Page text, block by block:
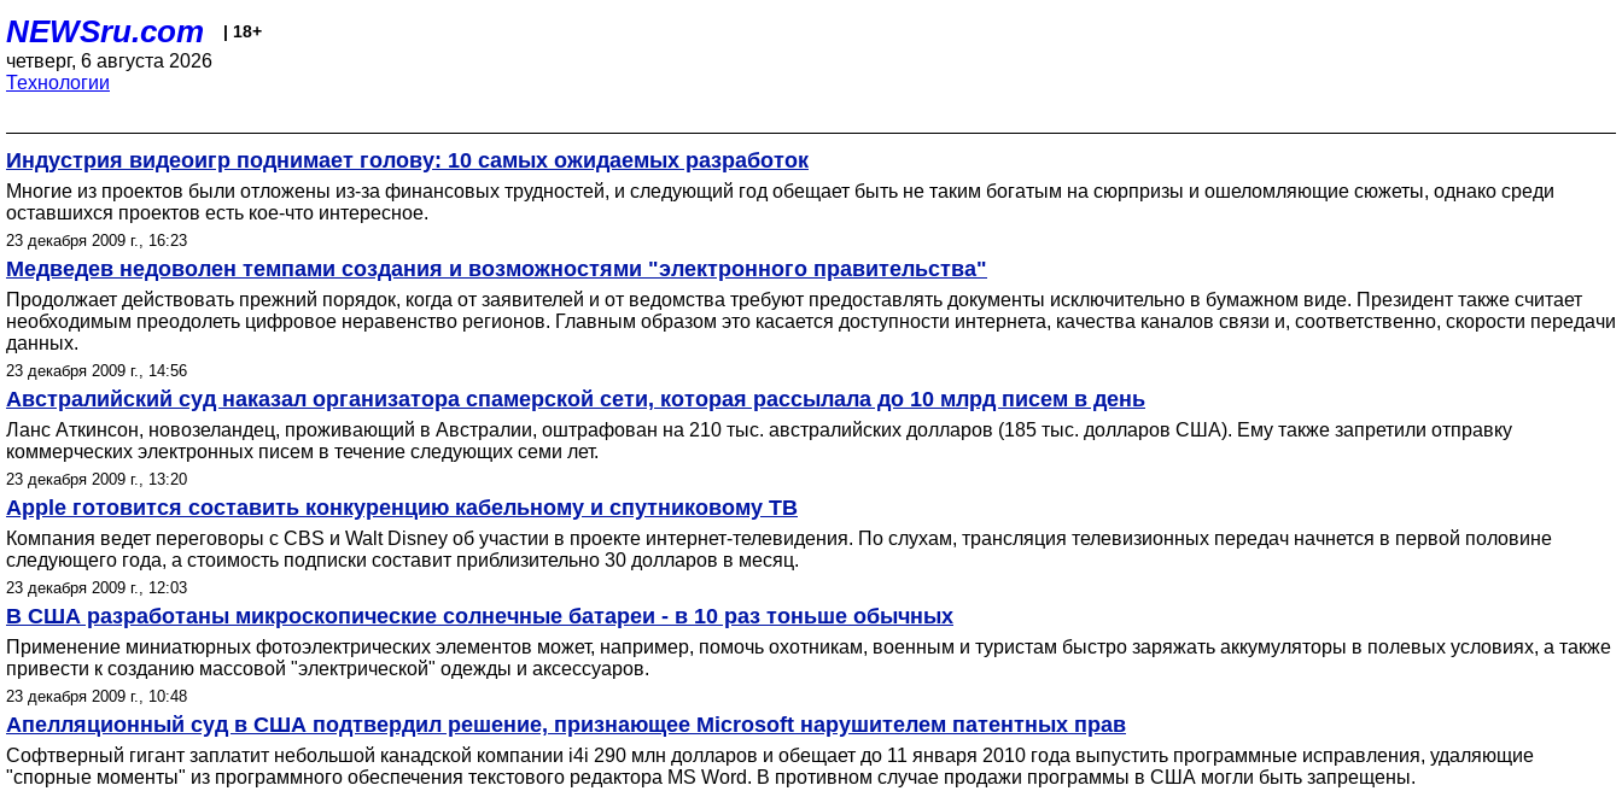
NEWSru.com | 18+
четверг, 6 августа 2026
Технологии
Индустрия видеоигр поднимает голову: 10 самых ожидаемых разработок
Многие из проектов были отложены из-за финансовых трудностей, и следующий год обещает быть не таким богатым на сюрпризы и ошеломляющие сюжеты, однако среди
оставшихся проектов есть кое-что интересное.
23 декабря 2009 г., 16:23
Медведев недоволен темпами создания и возможностями "электронного правительства"
Продолжает действовать прежний порядок, когда от заявителей и от ведомства требуют предоставлять документы исключительно в бумажном виде. Президент также считает
необходимым преодолеть цифровое неравенство регионов. Главным образом это касается доступности интернета, качества каналов связи и, соответственно, скорости передачи
данных.
23 декабря 2009 г., 14:56
Австралийский суд наказал организатора спамерской сети, которая рассылала до 10 млрд писем в день
Ланс Аткинсон, новозеландец, проживающий в Австралии, оштрафован на 210 тыс. австралийских долларов (185 тыс. долларов США). Ему также запретили отправку
коммерческих электронных писем в течение следующих семи лет.
23 декабря 2009 г., 13:20
Apple готовится составить конкуренцию кабельному и спутниковому ТВ
Компания ведет переговоры с CBS и Walt Disney об участии в проекте интернет-телевидения. По слухам, трансляция телевизионных передач начнется в первой половине
следующего года, а стоимость подписки составит приблизительно 30 долларов в месяц.
23 декабря 2009 г., 12:03
В США разработаны микроскопические солнечные батареи - в 10 раз тоньше обычных
Применение миниатюрных фотоэлектрических элементов может, например, помочь охотникам, военным и туристам быстро заряжать аккумуляторы в полевых условиях, а также
привести к созданию массовой "электрической" одежды и аксессуаров.
23 декабря 2009 г., 10:48
Апелляционный суд в США подтвердил решение, признающее Microsoft нарушителем патентных прав
Софтверный гигант заплатит небольшой канадской компании i4i 290 млн долларов и обещает до 11 января 2010 года выпустить программные исправления, удаляющие
"спорные моменты" из программного обеспечения текстового редактора MS Word. В противном случае продажи программы в США могли быть запрещены.